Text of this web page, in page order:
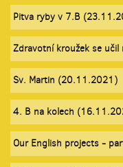
Pitva ryby v 7.B
Zdravotní kroužek se
Sv. Martin (20.11.2021)
4. B na kolech
Our English projects -